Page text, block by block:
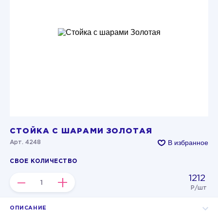
СТОЙКА С ШАРАМИ ЗОЛОТАЯ
Арт. 4248 В избранное
СВОЕ КОЛИЧЕСТВО
– + 1212
Р/шт
ОПИСАНИЕ